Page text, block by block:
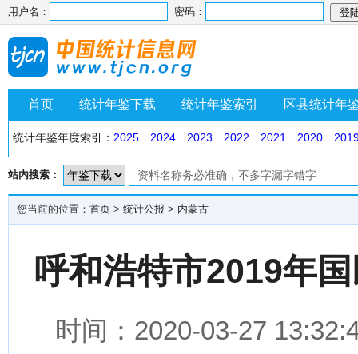
用户名： 密码：
首页 统计年鉴下载 统计年鉴索引 区县统计年
统计年鉴年度索引： 2025 2024 2023 2022 2021 2020
站内搜索：
您当前的位置： 首页 > 统计公报 > 内蒙古
呼和浩特市2019年
时间：2020-03-27